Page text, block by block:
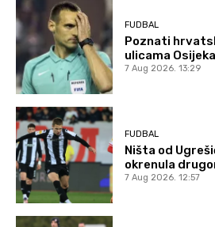
FUDBAL
Poznati
ulicama
7 Aug 2026. 13:29
FUDBAL
Ništa od
okrenula
7 Aug 2026. 12:57